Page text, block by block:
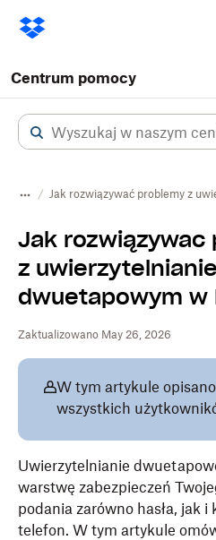
Centrum pomocy
Jak rozwiązywać problemy z
Jak rozwiązywać
z
dwuetapowym w
Zaktualizowano May 26, 2026
W tym artykule
wszystkich
Uwierzytelnianie
warstwę zabezpieczeń
podania zarówno hasła, jak i
telefon. W tym artykule